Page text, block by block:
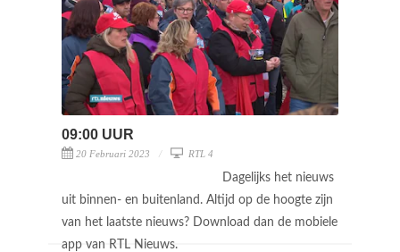
09:00 UUR
20 Februari 2023 RTL 4
Dagelijks het nieuws
uit binnen- en buitenland. Altijd op de hoogte zijn
van het laatste nieuws? Download dan de mobiele
app van RTL Nieuws.